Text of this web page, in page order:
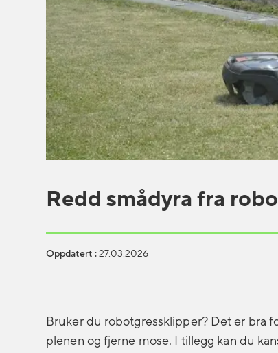
Redd smådyra fra
Oppdatert : 27.03.2026
Bruker du robotgressklipper? Det er bra
plenen og fjerne mose. I tillegg kan du